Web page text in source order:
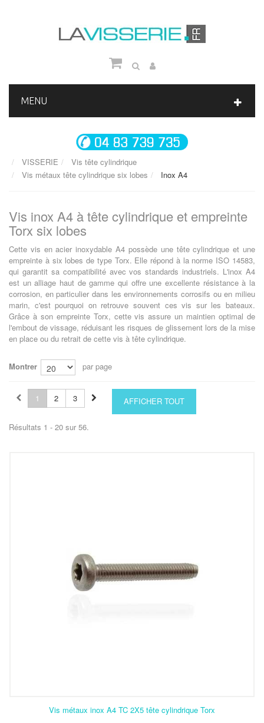
MENU
VISSERIE
Vis tête cylindrique
Vis métaux tête cylindrique six lobes
Inox A4
Vis inox A4 à tête cylindrique et empreinte
Torx six lobes
Cette vis en acier inoxydable A4 possède une tête cylindrique et une
empreinte à six lobes de type Torx. Elle répond à la norme ISO 14583,
qui garantit sa compatibilité avec vos standards industriels. L'inox A4
est un alliage haut de gamme qui offre une excellente résistance à la
corrosion, en particulier dans les environnements corrosifs ou en milieu
marin, c'est pourquoi on retrouve souvent ces vis sur les bateaux.
Grâce à son empreinte Torx, cette vis assure un maintien optimal de
l'embout de vissage, réduisant les risques de glissement lors de la mise
en place ou du retrait de cette vis à tête cylindrique.
Montrer par page
AFFICHER TOUT
1 2 3
Résultats 1 - 20 sur 56.
Vis métaux inox A4 TC 2X5 tête cylindrique Torx